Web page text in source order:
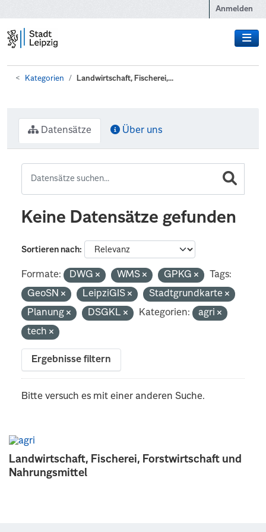
Anmelden
Kategorien Landwirtschaft, Fischerei,...
Landwirtschaft, Fischerei, Forstwirtschaft und
Nahrungsmittel
Datensätze Über uns
Keine Datensätze gefunden
Sortieren nach
Formate: DWG WMS GPKG
Tags:
GeoSN
LeipziGIS
Stadtgrundkarte
Planung
DSGKL Kategorien:
agri
tech
Ergebnisse filtern
Bitte versuch es mit einer anderen Suche.